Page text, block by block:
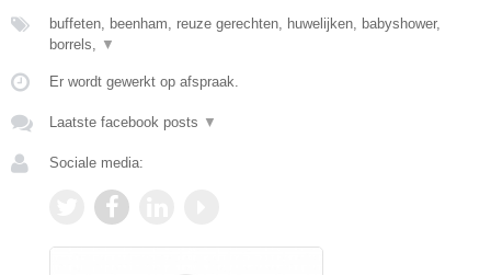
buffeten, beenham, reuze gerechten, huwelijken, babyshower,
borrels, ▼
Er wordt gewerkt op afspraak.
Laatste facebook posts ▼
Sociale media: